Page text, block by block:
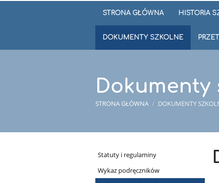
STRONA GŁÓWNA HISTORIA
DOKUMENTY SZKOLNE
Dokumenty
STRONA GŁÓWNA / DOKUMENTY
Dokumenty
szkolne
Statuty i regulaminy
Wykaz podręczników